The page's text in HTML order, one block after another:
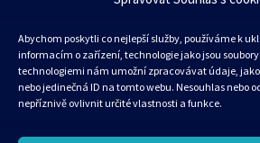
Abychom poskytli co nejlepší služby, používáme k
informacím o zařízení, technologie jako jsou
technologiemi nám umožní zpracovávat údaje,
nebo jedinečná ID na tomto webu. Nesouhlas nebo
nepříznivě ovlivnit určité vlastnosti a funkce.
ODKAZY
Domů
Galerie
Reference
Svatba
Večírek